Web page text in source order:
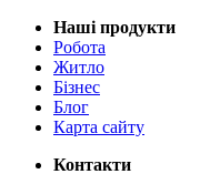
Наші продукти
Робота
Житло
Бізнес
Блог
Карта сайту
Контакти